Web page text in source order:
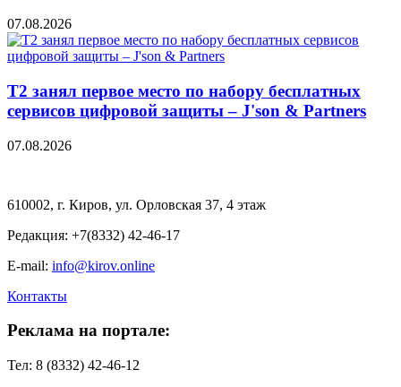
07.08.2026
Т2 занял первое место по набору бесплатных
сервисов цифровой защиты – J'son & Partners
07.08.2026
610002, г. Киров, ул. Орловская 37, 4 этаж
Редакция: +7(8332) 42-46-17
E-mail: info@kirov.online
Контакты
Реклама на портале:
Тел: 8 (8332) 42-46-12